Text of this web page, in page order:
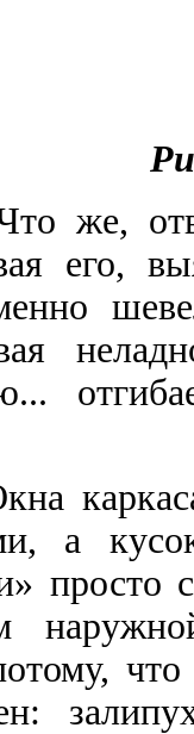
его,
а
просто